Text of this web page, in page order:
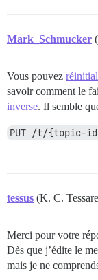
Mark_Schmucker
Vous pouvez
savoir comment le
inverse. Il semble
PUT /t/{topic-
tessus (K. C.
Merci pour votre
Dès que j’édite le
mais je ne